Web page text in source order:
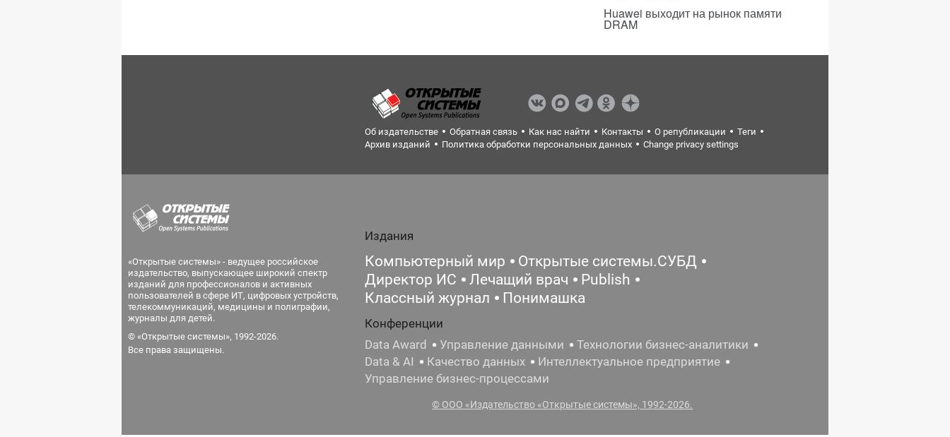
Huawei выходит на рынок памяти
DRAM
Об издательстве Обратная связь Как нас найти Контакты О републикации
Теги
Архив изданий
Политика обработки персональных данных Change privacy settings
«Открытые системы» - ведущее российское
издательство, выпускающее широкий спектр
изданий для профессионалов и активных
пользователей в сфере ИТ, цифровых устройств,
телекоммуникаций, медицины и полиграфии,
журналы для детей.
© «Открытые системы», 1992-2026.
Все права защищены.
Издания
Компьютерный мир
Открытые системы.СУБД
Директор ИС
Лечащий врач
Publish
Классный журнал
Понимашка
Конференции
Data Award
Управление данными
Технологии бизнес-аналитики
Data & AI
Качество данных
Интеллектуальное предприятие
Управление бизнес-процессами
© ООО «Издательство «Открытые системы», 1992-2026.